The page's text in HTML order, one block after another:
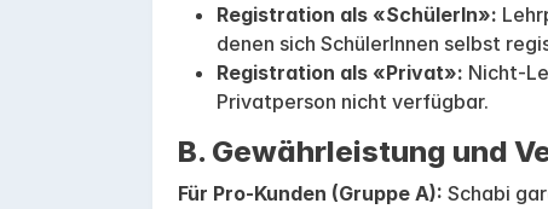
Registration als «SchülerIn»:
denen sich SchülerInnen selbst
Registration als «Privat»: Nicht-
Privatperson nicht verfügbar.
B. Gewährleistung und
Für Pro-Kunden (Gruppe A): Schabi